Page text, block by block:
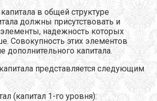
в общей структуре
должны присутствовать и
надежность которых
Совокупность этих элементов
дополнительного капитала.
представляется следующим
(капитал 1-го уровня):